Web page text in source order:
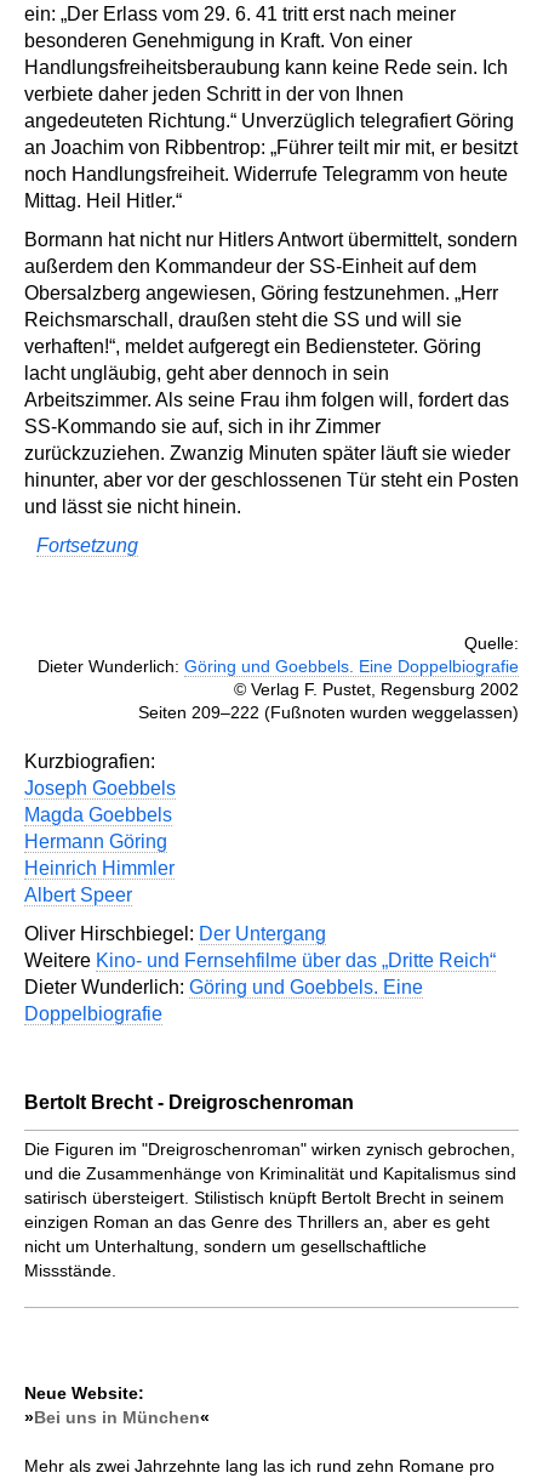
ein: „Der Erlass vom 29. 6. 41 tritt erst nach meiner
besonderen Genehmigung in Kraft. Von einer
Handlungsfreiheitsberaubung kann keine Rede sein. Ich
verbiete daher jeden Schritt in der von Ihnen
angedeuteten Richtung.“ Unverzüglich telegrafiert Göring
an Joachim von Ribbentrop: „Führer teilt mir mit, er besitzt
noch Handlungsfreiheit. Widerrufe Telegramm von heute
Mittag. Heil Hitler.“
Bormann hat nicht nur Hitlers Antwort übermittelt, sondern
außerdem den Kommandeur der SS-Einheit auf dem
Obersalzberg angewiesen, Göring festzunehmen. „Herr
Reichsmarschall, draußen steht die SS und will sie
verhaften!“, meldet aufgeregt ein Bediensteter. Göring
lacht ungläubig, geht aber dennoch in sein
Arbeitszimmer. Als seine Frau ihm folgen will, fordert das
SS-Kommando sie auf, sich in ihr Zimmer
zurückzuziehen. Zwanzig Minuten später läuft sie wieder
hinunter, aber vor der geschlossenen Tür steht ein Posten
und lässt sie nicht hinein.
Fortsetzung
Quelle:
Dieter Wunderlich: Göring und Goebbels. Eine Doppelbiografie
© Verlag F. Pustet, Regensburg 2002
Seiten 209–222 (Fußnoten wurden weggelassen)
Kurzbiografien:
Joseph Goebbels
Magda Goebbels
Hermann Göring
Heinrich Himmler
Albert Speer
Oliver Hirschbiegel: Der Untergang
Weitere Kino- und Fernsehfilme über das „Dritte Reich“
Dieter Wunderlich: Göring und Goebbels. Eine
Doppelbiografie
Bertolt Brecht - Dreigroschenroman
Die Figuren im "Dreigroschenroman" wirken zynisch gebrochen,
und die Zusammenhänge von Kriminalität und Kapitalismus sind
satirisch übersteigert. Stilistisch knüpft Bertolt Brecht in seinem
einzigen Roman an das Genre des Thrillers an, aber es geht
nicht um Unterhaltung, sondern um gesellschaftliche
Missstände.
Neue Website:
»Bei uns in München«
Mehr als zwei Jahrzehnte lang las ich rund zehn Romane pro